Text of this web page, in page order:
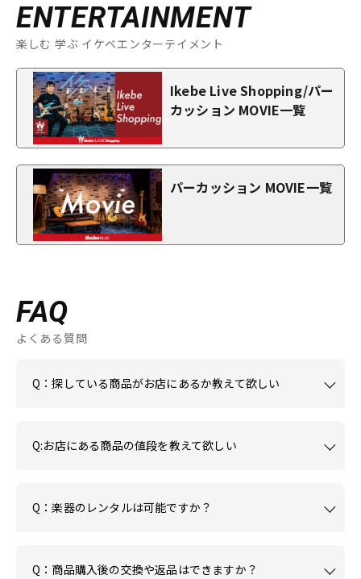
ENTERTAINMENT
楽しむ 学ぶ イケベエンターテイメント
Ikebe Live Shopping/パー
カッション MOVIE一覧
パーカッション MOVIE一覧
FAQ
よくある質問
Q：探している商品がお店にあるか教えて欲しい
Q:お店にある商品の値段を教えて欲しい
Q：楽器のレンタルは可能ですか？
Q：商品購入後の交換や返品はできますか？